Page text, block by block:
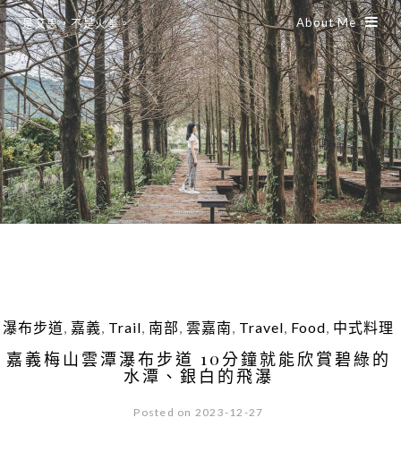
是艾思，不是火拳。 About Me
瀑布步道, 嘉義, Trail, 南部,雲嘉南, Travel, Food, 中式料理
嘉義梅山雲潭瀑布步道 10分鐘就能欣賞碧綠的
水潭、銀白的飛瀑
Posted on 2023-12-27